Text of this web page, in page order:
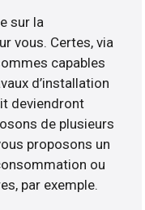
sur la
vous. Certes, via
capables
d’installation
deviendront
de plusieurs
proposons un
ou
par exemple.